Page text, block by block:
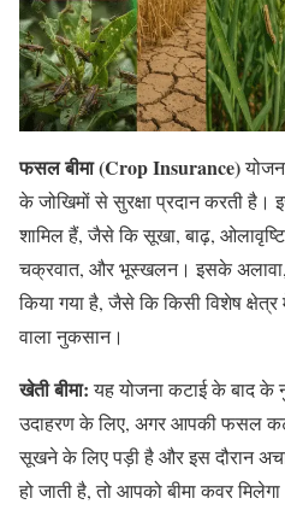
फसल बीमा (Crop Insurance)
के जोखिमों से सुरक्षा प्रदान करती
शामिल हैं, जैसे कि सूखा, बाढ़,
चक्रवात, और भूस्खलन। इसके अलावा,
किया गया है, जैसे कि किसी विशेष
वाला नुकसान।
खेती बीमा:यह योजना कटाई के बाद के
उदाहरण के लिए, अगर आपकी फसल
सूखने के लिए पड़ी है और इस दौरान
हो जाती है, तो आपको बीमा कवर